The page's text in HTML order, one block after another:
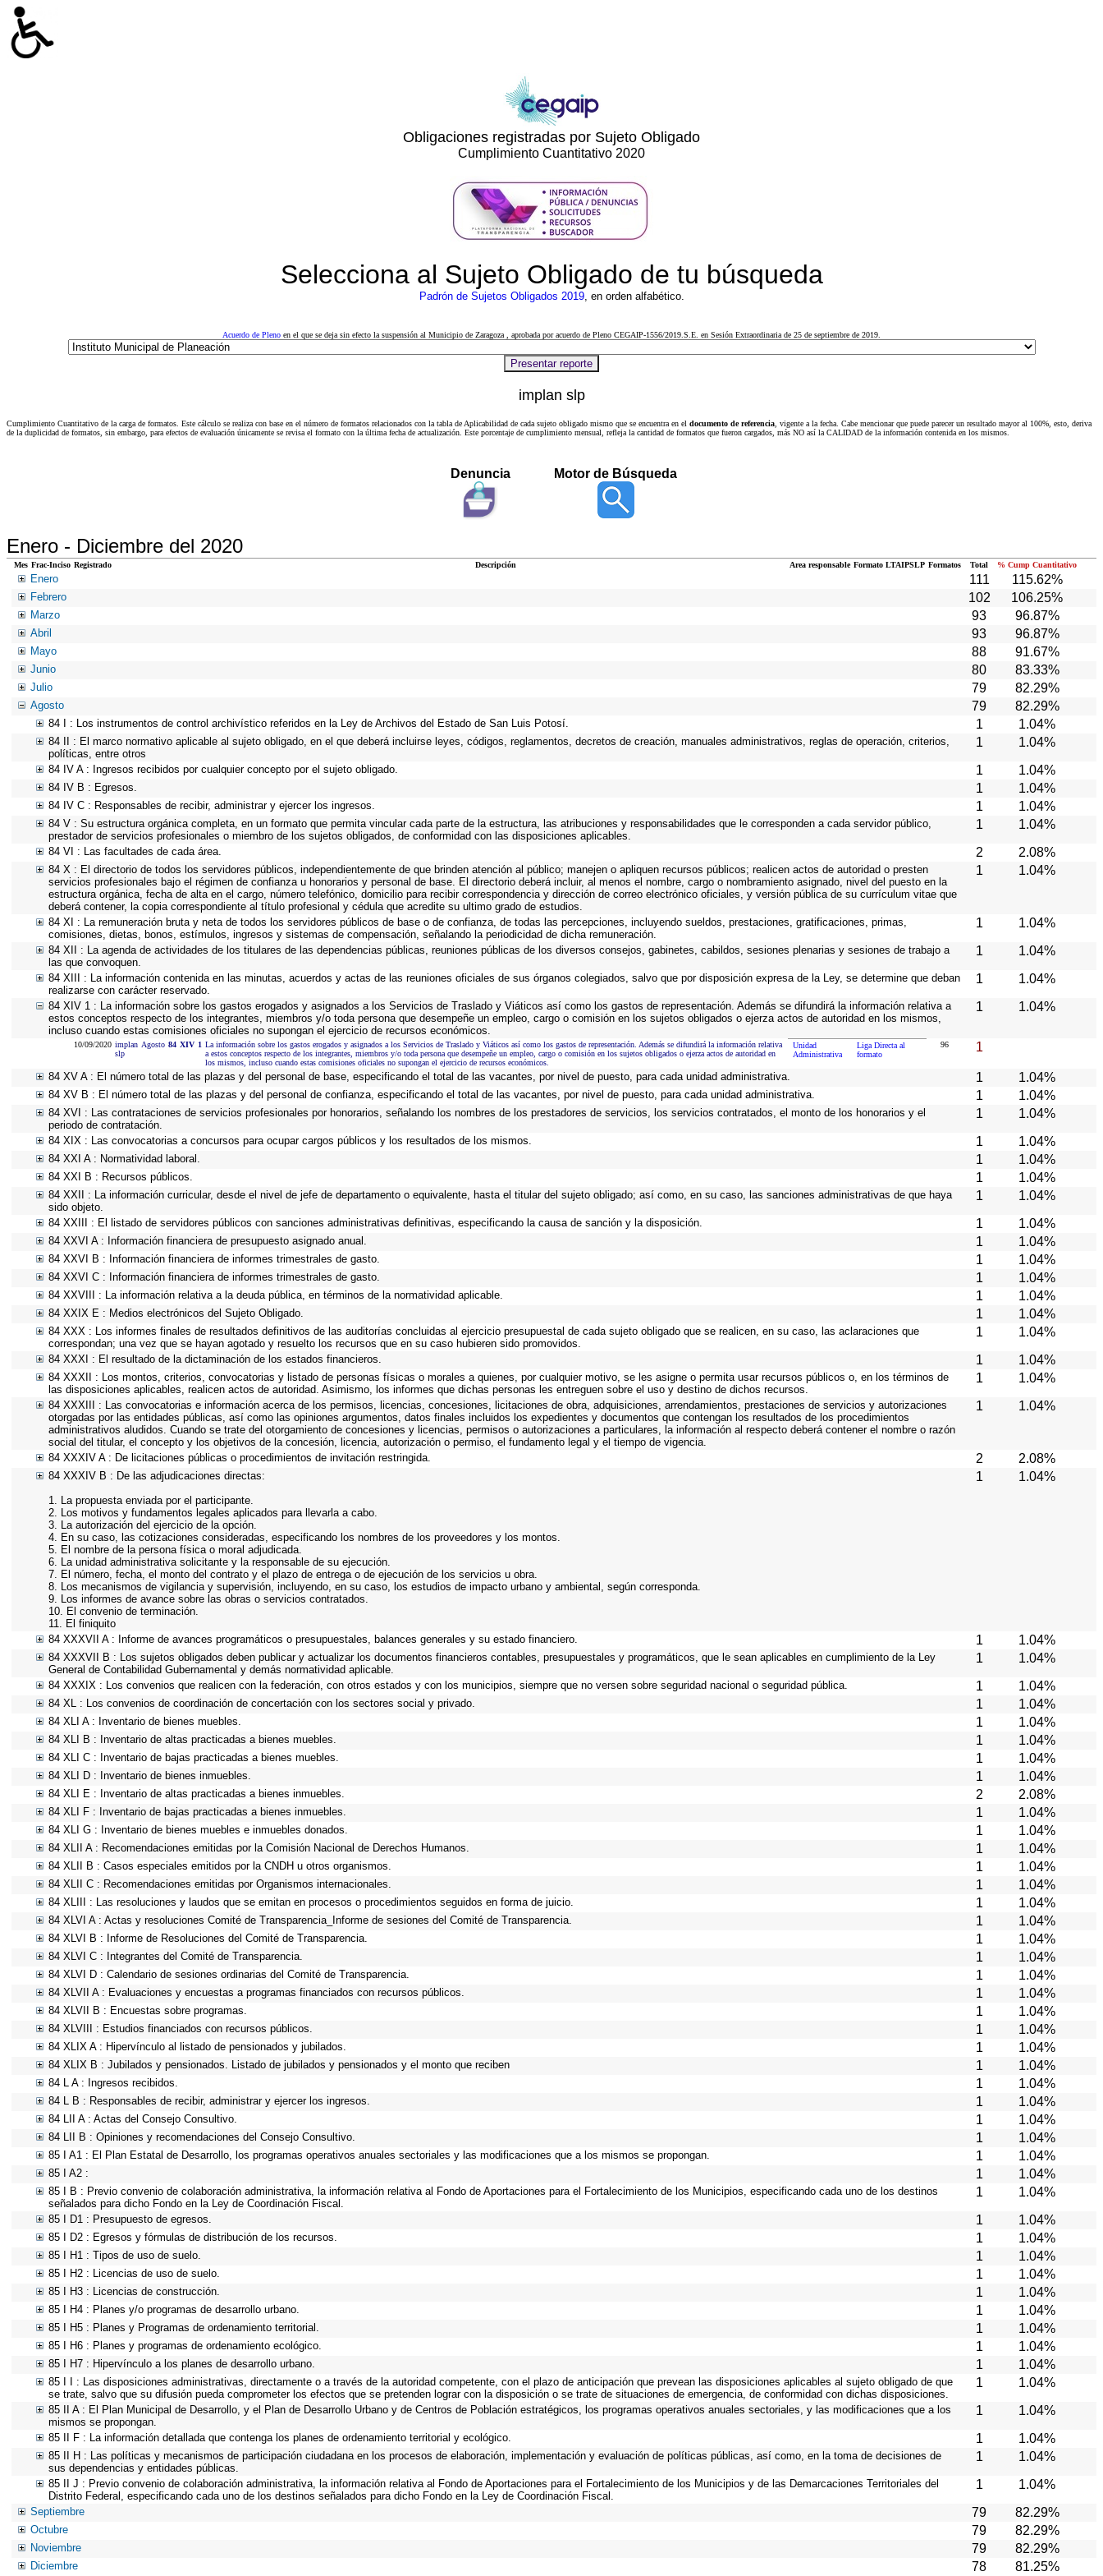
Obligaciones registradas por Sujeto Obligado
Cumplimiento Cuantitativo 2020
Selecciona al Sujeto Obligado de tu búsqueda
Padrón de Sujetos Obligados 2019, en orden alfabético.
Acuerdo de Pleno en el que se deja sin efecto la suspensión al Municipio de Zaragoza , aprobada por acuerdo de Pleno CEGAIP-1556/2019.S.E. en Sesión Extraordinaria de 25 de septiembre de 2019.
implan slp
Cumplimiento Cuantitativo de la carga de formatos. Este cálculo se realiza con base en el número de formatos relacionados con la tabla de Aplicabilidad de cada sujeto obligado mismo que se encuentra en el documento de referencia , vigente a la fecha. Cabe mencionar que puede parecer un resultado mayor al 100%, esto, deriva
de la duplicidad de formatos, sin embargo, para efectos de evaluación únicamente se revisa el formato con la última fecha de actualización. Este porcentaje de cumplimiento mensual, refleja la cantidad de formatos que fueron cargados, más NO así la CALIDAD de la información contenida en los mismos.
Denuncia Motor de Búsqueda
Enero - Diciembre del 2020
Mes Frac-Inciso Registrado Descripción Area responsable Formato LTAIPSLP Formatos Total % Cump Cuantitativo
Enero 111 115.62%
Febrero 102 106.25%
Marzo 93 96.87%
Abril 93 96.87%
Mayo 88 91.67%
Junio 80 83.33%
Julio 79 82.29%
Agosto 79 82.29%
84 I : Los instrumentos de control archivístico referidos en la Ley de Archivos del Estado de San Luis Potosí. 1 1.04%
84 II : El marco normativo aplicable al sujeto obligado, en el que deberá incluirse leyes, códigos, reglamentos, decretos de creación, manuales administrativos, reglas de operación, criterios,
políticas, entre otros
1 1.04%
84 IV A : Ingresos recibidos por cualquier concepto por el sujeto obligado. 1 1.04%
84 IV B : Egresos. 1 1.04%
84 IV C : Responsables de recibir, administrar y ejercer los ingresos. 1 1.04%
84 V : Su estructura orgánica completa, en un formato que permita vincular cada parte de la estructura, las atribuciones y responsabilidades que le corresponden a cada servidor público,
prestador de servicios profesionales o miembro de los sujetos obligados, de conformidad con las disposiciones aplicables.
1 1.04%
84 VI : Las facultades de cada área. 2 2.08%
84 X : El directorio de todos los servidores públicos, independientemente de que brinden atención al público; manejen o apliquen recursos públicos; realicen actos de autoridad o presten
servicios profesionales bajo el régimen de confianza u honorarios y personal de base. El directorio deberá incluir, al menos el nombre, cargo o nombramiento asignado, nivel del puesto en la
estructura orgánica, fecha de alta en el cargo, número telefónico, domicilio para recibir correspondencia y dirección de correo electrónico oficiales, y versión pública de su currículum vitae que
deberá contener, la copia correspondiente al título profesional y cédula que acredite su ultimo grado de estudios.
1 1.04%
84 XI : La remuneración bruta y neta de todos los servidores públicos de base o de confianza, de todas las percepciones, incluyendo sueldos, prestaciones, gratificaciones, primas,
comisiones, dietas, bonos, estímulos, ingresos y sistemas de compensación, señalando la periodicidad de dicha remuneración.
1 1.04%
84 XII : La agenda de actividades de los titulares de las dependencias públicas, reuniones públicas de los diversos consejos, gabinetes, cabildos, sesiones plenarias y sesiones de trabajo a
las que convoquen.
1 1.04%
84 XIII : La información contenida en las minutas, acuerdos y actas de las reuniones oficiales de sus órganos colegiados, salvo que por disposición expresa de la Ley, se determine que deban
realizarse con carácter reservado.
1 1.04%
84 XIV 1 : La información sobre los gastos erogados y asignados a los Servicios de Traslado y Viáticos así como los gastos de representación. Además se difundirá la información relativa a
estos conceptos respecto de los integrantes, miembros y/o toda persona que desempeñe un empleo, cargo o comisión en los sujetos obligados o ejerza actos de autoridad en los mismos,
incluso cuando estas comisiones oficiales no supongan el ejercicio de recursos económicos.
1 1.04%
10/09/2020 implan
slp
Agosto 84 XIV 1 La información sobre los gastos erogados y asignados a los Servicios de Traslado y Viáticos así como los gastos de representación. Además se difundirá la información relativa
a estos conceptos respecto de los integrantes, miembros y/o toda persona que desempeñe un empleo, cargo o comisión en los sujetos obligados o ejerza actos de autoridad en
los mismos, incluso cuando estas comisiones oficiales no supongan el ejercicio de recursos económicos.
Unidad
Administrativa
Liga Directa al
formato
96 1
84 XV A : El número total de las plazas y del personal de base, especificando el total de las vacantes, por nivel de puesto, para cada unidad administrativa. 1 1.04%
84 XV B : El número total de las plazas y del personal de confianza, especificando el total de las vacantes, por nivel de puesto, para cada unidad administrativa. 1 1.04%
84 XVI : Las contrataciones de servicios profesionales por honorarios, señalando los nombres de los prestadores de servicios, los servicios contratados, el monto de los honorarios y el
periodo de contratación.
1 1.04%
84 XIX : Las convocatorias a concursos para ocupar cargos públicos y los resultados de los mismos. 1 1.04%
84 XXI A : Normatividad laboral. 1 1.04%
84 XXI B : Recursos públicos. 1 1.04%
84 XXII : La información curricular, desde el nivel de jefe de departamento o equivalente, hasta el titular del sujeto obligado; así como, en su caso, las sanciones administrativas de que haya
sido objeto.
1 1.04%
84 XXIII : El listado de servidores públicos con sanciones administrativas definitivas, especificando la causa de sanción y la disposición. 1 1.04%
84 XXVI A : Información financiera de presupuesto asignado anual. 1 1.04%
84 XXVI B : Información financiera de informes trimestrales de gasto. 1 1.04%
84 XXVI C : Información financiera de informes trimestrales de gasto. 1 1.04%
84 XXVIII : La información relativa a la deuda pública, en términos de la normatividad aplicable. 1 1.04%
84 XXIX E : Medios electrónicos del Sujeto Obligado. 1 1.04%
84 XXX : Los informes finales de resultados definitivos de las auditorías concluidas al ejercicio presupuestal de cada sujeto obligado que se realicen, en su caso, las aclaraciones que
correspondan; una vez que se hayan agotado y resuelto los recursos que en su caso hubieren sido promovidos.
1 1.04%
84 XXXI : El resultado de la dictaminación de los estados financieros. 1 1.04%
84 XXXII : Los montos, criterios, convocatorias y listado de personas físicas o morales a quienes, por cualquier motivo, se les asigne o permita usar recursos públicos o, en los términos de
las disposiciones aplicables, realicen actos de autoridad. Asimismo, los informes que dichas personas les entreguen sobre el uso y destino de dichos recursos.
1 1.04%
84 XXXIII : Las convocatorias e información acerca de los permisos, licencias, concesiones, licitaciones de obra, adquisiciones, arrendamientos, prestaciones de servicios y autorizaciones
otorgadas por las entidades públicas, así como las opiniones argumentos, datos finales incluidos los expedientes y documentos que contengan los resultados de los procedimientos
administrativos aludidos. Cuando se trate del otorgamiento de concesiones y licencias, permisos o autorizaciones a particulares, la información al respecto deberá contener el nombre o razón
social del titular, el concepto y los objetivos de la concesión, licencia, autorización o permiso, el fundamento legal y el tiempo de vigencia.
1 1.04%
84 XXXIV A : De licitaciones públicas o procedimientos de invitación restringida. 2 2.08%
84 XXXIV B : De las adjudicaciones directas:
1. La propuesta enviada por el participante.
2. Los motivos y fundamentos legales aplicados para llevarla a cabo.
3. La autorización del ejercicio de la opción.
4. En su caso, las cotizaciones consideradas, especificando los nombres de los proveedores y los montos.
5. El nombre de la persona física o moral adjudicada.
6. La unidad administrativa solicitante y la responsable de su ejecución.
7. El número, fecha, el monto del contrato y el plazo de entrega o de ejecución de los servicios u obra.
8. Los mecanismos de vigilancia y supervisión, incluyendo, en su caso, los estudios de impacto urbano y ambiental, según corresponda.
9. Los informes de avance sobre las obras o servicios contratados.
10. El convenio de terminación.
11. El finiquito
1 1.04%
84 XXXVII A : Informe de avances programáticos o presupuestales, balances generales y su estado financiero. 1 1.04%
84 XXXVII B : Los sujetos obligados deben publicar y actualizar los documentos financieros contables, presupuestales y programáticos, que le sean aplicables en cumplimiento de la Ley
General de Contabilidad Gubernamental y demás normatividad aplicable.
1 1.04%
84 XXXIX : Los convenios que realicen con la federación, con otros estados y con los municipios, siempre que no versen sobre seguridad nacional o seguridad pública. 1 1.04%
84 XL : Los convenios de coordinación de concertación con los sectores social y privado. 1 1.04%
84 XLI A : Inventario de bienes muebles. 1 1.04%
84 XLI B : Inventario de altas practicadas a bienes muebles. 1 1.04%
84 XLI C : Inventario de bajas practicadas a bienes muebles. 1 1.04%
84 XLI D : Inventario de bienes inmuebles. 1 1.04%
84 XLI E : Inventario de altas practicadas a bienes inmuebles. 2 2.08%
84 XLI F : Inventario de bajas practicadas a bienes inmuebles. 1 1.04%
84 XLI G : Inventario de bienes muebles e inmuebles donados. 1 1.04%
84 XLII A : Recomendaciones emitidas por la Comisión Nacional de Derechos Humanos. 1 1.04%
84 XLII B : Casos especiales emitidos por la CNDH u otros organismos. 1 1.04%
84 XLII C : Recomendaciones emitidas por Organismos internacionales. 1 1.04%
84 XLIII : Las resoluciones y laudos que se emitan en procesos o procedimientos seguidos en forma de juicio. 1 1.04%
84 XLVI A : Actas y resoluciones Comité de Transparencia_Informe de sesiones del Comité de Transparencia. 1 1.04%
84 XLVI B : Informe de Resoluciones del Comité de Transparencia. 1 1.04%
84 XLVI C : Integrantes del Comité de Transparencia. 1 1.04%
84 XLVI D : Calendario de sesiones ordinarias del Comité de Transparencia. 1 1.04%
84 XLVII A : Evaluaciones y encuestas a programas financiados con recursos públicos. 1 1.04%
84 XLVII B : Encuestas sobre programas. 1 1.04%
84 XLVIII : Estudios financiados con recursos públicos. 1 1.04%
84 XLIX A : Hipervínculo al listado de pensionados y jubilados. 1 1.04%
84 XLIX B : Jubilados y pensionados. Listado de jubilados y pensionados y el monto que reciben 1 1.04%
84 L A : Ingresos recibidos. 1 1.04%
84 L B : Responsables de recibir, administrar y ejercer los ingresos. 1 1.04%
84 LII A : Actas del Consejo Consultivo. 1 1.04%
84 LII B : Opiniones y recomendaciones del Consejo Consultivo. 1 1.04%
85 I A1 : El Plan Estatal de Desarrollo, los programas operativos anuales sectoriales y las modificaciones que a los mismos se propongan. 1 1.04%
85 I A2 : 1 1.04%
85 I B : Previo convenio de colaboración administrativa, la información relativa al Fondo de Aportaciones para el Fortalecimiento de los Municipios, especificando cada uno de los destinos
señalados para dicho Fondo en la Ley de Coordinación Fiscal.
1 1.04%
85 I D1 : Presupuesto de egresos. 1 1.04%
85 I D2 : Egresos y fórmulas de distribución de los recursos. 1 1.04%
85 I H1 : Tipos de uso de suelo. 1 1.04%
85 I H2 : Licencias de uso de suelo. 1 1.04%
85 I H3 : Licencias de construcción. 1 1.04%
85 I H4 : Planes y/o programas de desarrollo urbano. 1 1.04%
85 I H5 : Planes y Programas de ordenamiento territorial. 1 1.04%
85 I H6 : Planes y programas de ordenamiento ecológico. 1 1.04%
85 I H7 : Hipervínculo a los planes de desarrollo urbano. 1 1.04%
85 I I : Las disposiciones administrativas, directamente o a través de la autoridad competente, con el plazo de anticipación que prevean las disposiciones aplicables al sujeto obligado de que
se trate, salvo que su difusión pueda comprometer los efectos que se pretenden lograr con la disposición o se trate de situaciones de emergencia, de conformidad con dichas disposiciones.
1 1.04%
85 II A : El Plan Municipal de Desarrollo, y el Plan de Desarrollo Urbano y de Centros de Población estratégicos, los programas operativos anuales sectoriales, y las modificaciones que a los
mismos se propongan.
1 1.04%
85 II F : La información detallada que contenga los planes de ordenamiento territorial y ecológico. 1 1.04%
85 II H : Las políticas y mecanismos de participación ciudadana en los procesos de elaboración, implementación y evaluación de políticas públicas, así como, en la toma de decisiones de
sus dependencias y entidades públicas.
1 1.04%
85 II J : Previo convenio de colaboración administrativa, la información relativa al Fondo de Aportaciones para el Fortalecimiento de los Municipios y de las Demarcaciones Territoriales del
Distrito Federal, especificando cada uno de los destinos señalados para dicho Fondo en la Ley de Coordinación Fiscal.
1 1.04%
Septiembre 79 82.29%
Octubre 79 82.29%
Noviembre 79 82.29%
Diciembre 78 81.25%